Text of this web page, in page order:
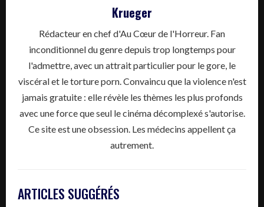
Krueger
Rédacteur en chef d'Au Cœur de l'Horreur. Fan
inconditionnel du genre depuis trop longtemps pour
l'admettre, avec un attrait particulier pour le gore, le
viscéral et le torture porn. Convaincu que la violence n'est
jamais gratuite : elle révèle les thèmes les plus profonds
avec une force que seul le cinéma décomplexé s'autorise.
Ce site est une obsession. Les médecins appellent ça
autrement.
ARTICLES SUGGÉRÉS